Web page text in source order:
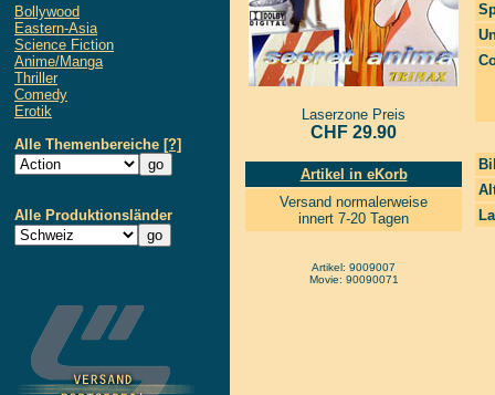
Bollywood
Eastern-Asia
Science Fiction
Anime/Manga
Thriller
Comedy
Erotik
Alle Themenbereiche [?]
Alle Produktionsländer
Laserzone Preis
CHF 29.90
Artikel in eKorb
Versand normalerweise
innert 7-20 Tagen
Artikel: 9009007
Movie: 90090071